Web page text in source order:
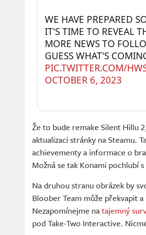
WE HAVE PREPARED
IT'S TIME TO REVEAL
MORE NEWS TO
GUESS WHAT'S
PIC.TWITTER.COM/
OCTOBER 6, 2023
Že to bude remake Silent Hillu
aktualizaci stránky na Steamu.
achievementy a informace o
Možná se tak Konami pochlubí
Na druhou stranu obrázek by
Bloober Team může překvapit
Nezapomínejme natajemný
pod Take-Two Interactive.